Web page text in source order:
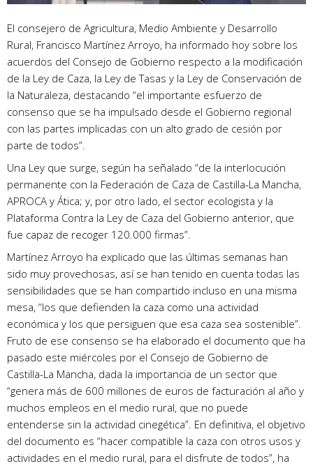
El consejero de Agricultura, Medio Ambiente y Desarrollo
Rural, Francisco Martínez Arroyo, ha informado hoy sobre los
acuerdos del Consejo de Gobierno respecto a la modificación
de la Ley de Caza, la Ley de Tasas y la Ley de Conservación de
la Naturaleza, destacando “el importante esfuerzo de
consenso que se ha impulsado desde el Gobierno regional
con las partes implicadas con un alto grado de cesión por
parte de todos”.
Una Ley que surge, según ha señalado “de la interlocución
permanente con la Federación de Caza de Castilla-La Mancha,
APROCA y Ática; y, por otro lado, el sector ecologista y la
Plataforma Contra la Ley de Caza del Gobierno anterior, que
fue capaz de recoger 120.000 firmas”.
Martínez Arroyo ha explicado que las últimas semanas han
sido muy provechosas, así se han tenido en cuenta todas las
sensibilidades que se han compartido incluso en una misma
mesa, “los que defienden la caza como una actividad
económica y los que persiguen que esa caza sea sostenible”.
Fruto de ese consenso se ha elaborado el documento que ha
pasado este miércoles por el Consejo de Gobierno de
Castilla-La Mancha, dada la importancia de un sector que
“genera más de 600 millones de euros de facturación al año y
muchos empleos en el medio rural, que no puede
entenderse sin la actividad cinegética”. En definitiva, el objetivo
del documento es “hacer compatible la caza con otros usos y
actividades en el medio rural, para el disfrute de todos”, ha